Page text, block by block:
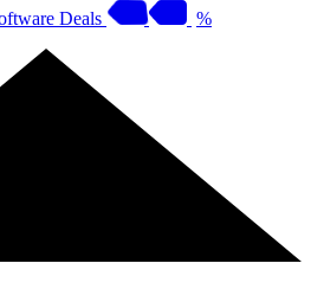
Deals %